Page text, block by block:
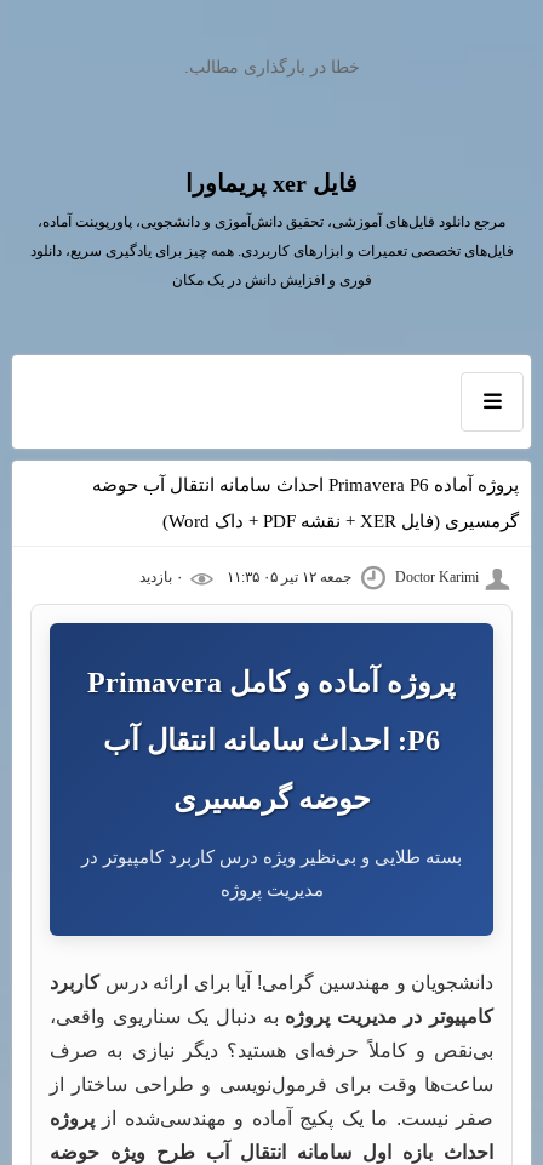
خطا در بارگذاری مطالب.
فايل xer پريماورا
مرجع دانلود فایل‌های آموزشی، تحقیق دانش‌آموزی و دانشجویی، پاورپوینت آماده،
فایل‌های تخصصی تعمیرات و ابزارهای کاربردی. همه چیز برای یادگیری سریع، دانلود
فوری و افزایش دانش در یک مکان
پروژه آماده Primavera P6 احداث سامانه انتقال آب حوضه
گرمسیری (فایل XER + نقشه PDF + داک Word)
Doctor Karimi جمعه ۱۲ تیر ۰۵ ۱۱:۳۵
پروژه آماده و کامل Primavera
P6: احداث سامانه انتقال آب
حوضه گرمسیری
بسته طلایی و بی‌نظیر ویژه درس کاربرد کامپیوتر در
مدیریت پروژه
دانشجویان و مهندسین گرامی! آیا برای ارائه درسکاربرد
کامپیوتر در مدیریت پروژه به دنبال یک سناریوی واقعی،
بی‌نقص و کاملاً حرفه‌ای هستید؟ دیگر نیازی به صرف
ساعت‌ها وقت برای فرمول‌نویسی و طراحی ساختار از
صفر نیست. ما یک پکیج آماده و مهندسی‌شده از پروژه
احداث بازه اول سامانه انتقال آب طرح ویژه حوضه